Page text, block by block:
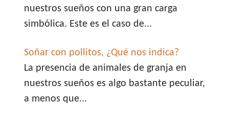
nuestros sueños con una gran carga
simbólica. Este es el caso de...
Soñar con pollitos, ¿Qué nos indica?
La presencia de animales de granja en
nuestros sueños es algo bastante peculiar,
a menos que...